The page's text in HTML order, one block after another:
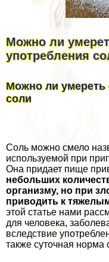
Можно ли
употрeбления
Можно ли умереть
соли
Соль можно смело
используемой при
Она придает пище
небольших
организму, но при
приводить к
этой статье нами
для человека,
вследствие
также суточная норма